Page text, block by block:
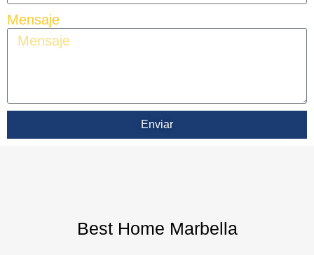
Mensaje
Enviar
Best Home Marbella